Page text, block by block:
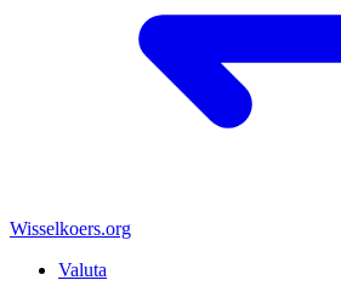
Wisselkoers.org
Valuta